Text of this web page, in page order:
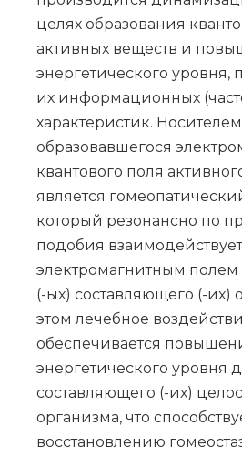
целях образования
активных веществ и
энергетического уровня,
их информационных
характеристик. Носителем
образовавшегося
квантового поля
является
который резонансно по
подобия
электромагнитным
(-ых) составляющего (-их)
этом лечебное
обеспечивается
энергетического уровня
составляющего (-их)
организма, что
восстановлению